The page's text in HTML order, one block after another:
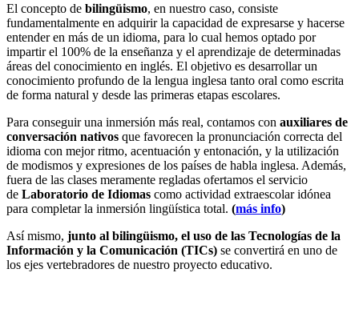
El concepto de bilingüismo, en nuestro caso, consiste
fundamentalmente en adquirir la capacidad de expresarse y hacerse
entender en más de un idioma, para lo cual hemos optado por
impartir el 100% de la enseñanza y el aprendizaje de determinadas
áreas del conocimiento en inglés. El objetivo es desarrollar un
conocimiento profundo de la lengua inglesa tanto oral como escrita
de forma natural y desde las primeras etapas escolares.
Para conseguir una inmersión más real, contamos con auxiliares de
conversación nativos que favorecen la pronunciación correcta del
idioma con mejor ritmo, acentuación y entonación, y la utilización
de modismos y expresiones de los países de habla inglesa. Además,
fuera de las clases meramente regladas ofertamos el servicio
de Laboratorio de Idiomas como actividad extraescolar idónea
para completar la inmersión lingüística total. (más info)
Así mismo, junto al bilingüismo, el uso de las Tecnologías de la
Información y la Comunicación (TICs) se convertirá en uno de
los ejes vertebradores de nuestro proyecto educativo.